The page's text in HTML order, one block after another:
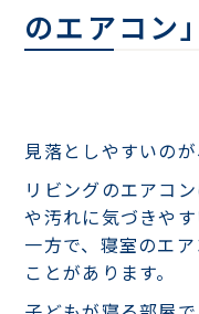
のエアコン」
見落としやすいの
リビングのエアコ
や汚れに気づきやす
一方で、寝室のエ
ことがあります。